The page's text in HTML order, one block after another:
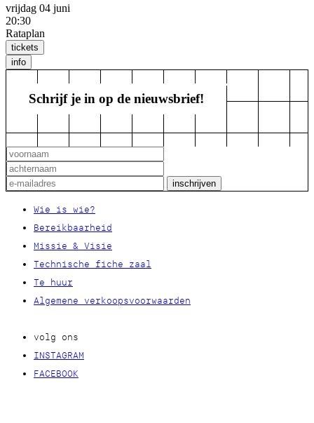
vrijdag 04 juni
20:30
Rataplan
tickets
info
Schrijf je in op de nieuwsbrief!
Wie is wie?
Bereikbaarheid
Missie & Visie
Technische fiche zaal
Te huur
Algemene verkoopsvoorwaarden
volg ons
INSTAGRAM
FACEBOOK